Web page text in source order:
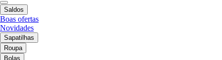
Saldos
Boas ofertas
Novidades
Sapatilhas
Roupa
Bolas